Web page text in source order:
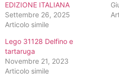
EDIZIONE ITALIANA
Settembre 26, 2025
Articolo simile
Lego 31128 Delfino e
tartaruga
Novembre 21, 2023
Articolo simile